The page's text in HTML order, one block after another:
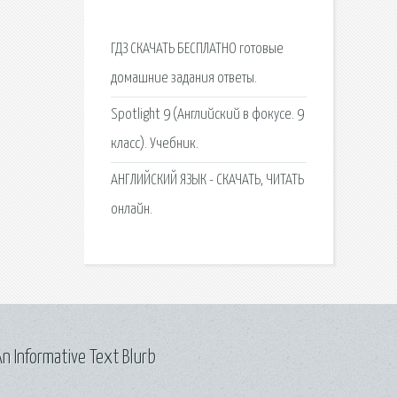
ГДЗ СКАЧАТЬ БЕСПЛАТНО готовые
домашние задания ответы.
Spotlight 9 (Английский в фокусе. 9
класс). Учебник.
АНГЛИЙСКИЙ ЯЗЫК - СКАЧАТЬ, ЧИТАТЬ
онлайн.
Informative Text Blurb